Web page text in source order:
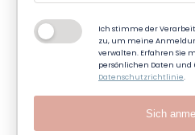
Ich stimme der
zu, um meine
verwalten. Erfahren Sie
persönlichen Daten und
Datenschutzrichtlinie.
Sich